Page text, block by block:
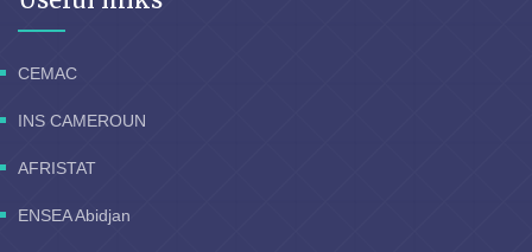
CEMAC
INS CAMEROUN
AFRISTAT
ENSEA Abidjan